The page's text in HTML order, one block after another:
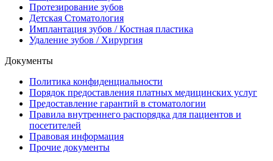
Протезирование зубов
Детская Стоматология
Имплантация зубов / Костная пластика
Удаление зубов / Хирургия
Документы
Политика конфиденциальности
Порядок предоставления платных медицинских услуг
Предоставление гарантий в стоматологии
Правила внутреннего распорядка для пациентов и
посетителей
Правовая информация
Прочие документы